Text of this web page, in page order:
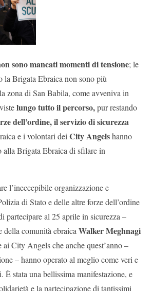
sono mancati momenti di tensione; le
la Brigata Ebraica non sono più
zona di San Babila, come avveniva in
lungo tutto il percorso,pur restando
dell’ordine, il servizio di sicurezza
e i volontari deiCity Angelshanno
alla Brigata Ebraica di sfilare in
l’ineccepibile organizzazione e
di Stato e delle altre forze dell’ordine
partecipare al 25 aprile in sicurezza –
della comunità ebraicaWalker Meghnagi
City Angels che anche quest’anno –
– hanno operato al meglio come veri e
È stata una bellissima manifestazione, e
e la partecipazione di tantissimi